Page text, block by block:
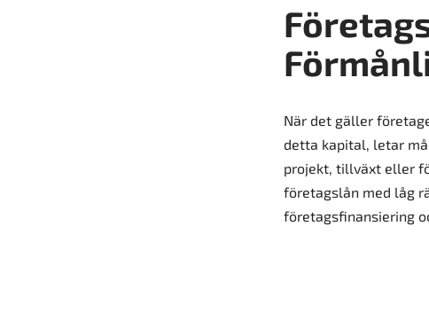
När det gäller
detta kapital, letar
projekt, tillväxt eller
företagslån med låg
företagsfinansiering